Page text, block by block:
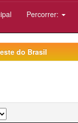
Percorrer:
do Brasil